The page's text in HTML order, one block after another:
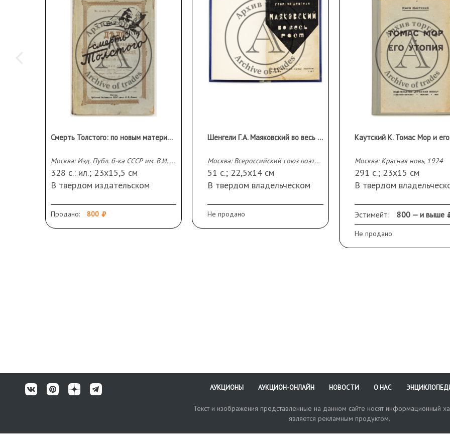
Смерть Толстого: по новым материалам
Москва: Изд. Публ. б-ка СССР им. В.И. Ленина, 1929
328 с.: ил.; 23х15,5 см
В твердом издательском
Сохранность: потертости
Продано: 800
Шенгели Г.А. Маяковский во весь рост
Москва: Всероссийский союз поэтов, 1927
51 с.; 22,5х14 см
В твердом владельческом
бумажной издательской
Не продано
Москва: Красная новь, 1924
291 с.; 23х15 см
В твердом
издательская обложка
приклеена на верхнюю
крышку переплета.
Сохранность: прокол во
Эстимейт: 800 — и выше
Не продано
АУКЦИОНЫ АУКЦИОН-ОНЛАЙН НОВОСТИ О НАС
Текст и изображения представленные на данном сайте носят информационный
является рекламным продуктом.